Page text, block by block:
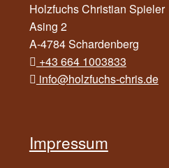
Holzfuchs Christian Spieler
Asing 2
A-4784 Schardenberg
+43 664 1003833
info@holzfuchs-chris.de
Impressum